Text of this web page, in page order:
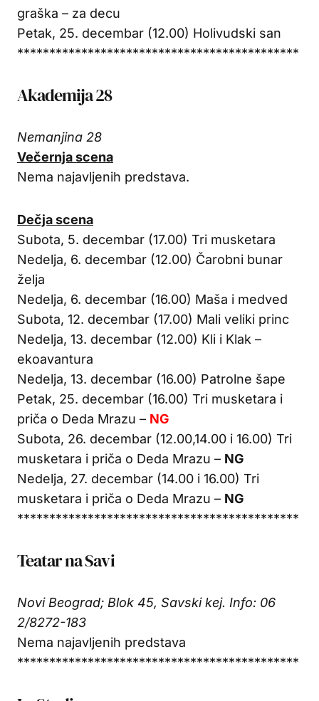
graška – za decu
Petak, 25. decembar (12.00) Holivudski san
********************************************
Akademija 28
Nemanjina 28
Večernja scena
Nema najavljenih predstava.
Dečja scena
Subota, 5. decembar (17.00) Tri musketara
Nedelja, 6. decembar (12.00) Čarobni bunar
želja
Nedelja, 6. decembar (16.00) Maša i medved
Subota, 12. decembar (17.00) Mali veliki princ
Nedelja, 13. decembar (12.00) Kli i Klak –
ekoavantura
Nedelja, 13. decembar (16.00) Patrolne šape
Petak, 25. decembar (16.00) Tri musketara i
priča o Deda Mrazu – NG
Subota, 26. decembar (12.00,14.00 i 16.00) Tri
musketara i priča o Deda Mrazu – NG
Nedelja, 27. decembar (14.00 i 16.00) Tri
musketara i priča o Deda Mrazu – NG
********************************************
Teatar na Savi
Novi Beograd; Blok 45, Savski kej. Info: 06​
2/8272-183​
Nema najavljenih predstava
********************************************